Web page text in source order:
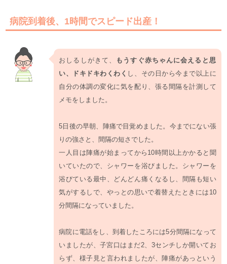
病院到着後、1時間でスピード出産！
おしるしがきて、
もうすぐ赤ちゃんに会えると思
い、ドキドキわくわく し、その日から今まで以上に
自分の体調の変化に気を配り、張る間隔を計測して
メモをしました。
5日後の早朝、陣痛で目覚めました。今までにない張
りの強さと、間隔の短さでした。
一人目は陣痛が始まってから10時間以上かかると聞
いていたので、シャワーを浴びました。シャワーを
浴びている最中、どんどん痛くなるし、間隔も短い
気がするしで、やっとの思いで着替えたときには10
分間隔になっていました。
病院に電話をし、到着したころには5分間隔になって
いましたが、子宮口はまだ2、3センチしか開いてお
らず、様子見と言われましたが、陣痛があっという